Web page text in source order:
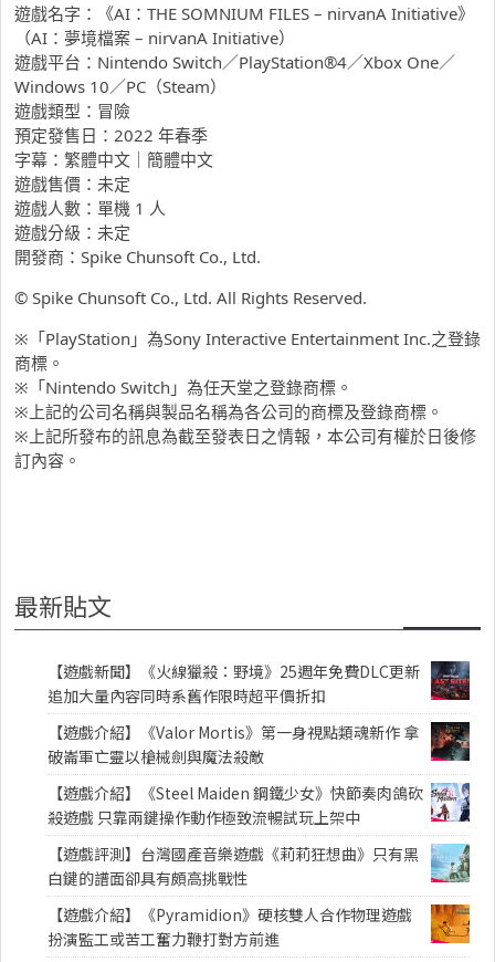
遊戲名字：《AI：THE SOMNIUM FILES – nirvanA Initiative》
（AI：夢境檔案 – nirvanA Initiative）
遊戲平台：Nintendo Switch／PlayStation®4／Xbox One／
Windows 10／PC（Steam）
遊戲類型：冒險
預定發售日：2022 年春季
字幕：繁體中文｜簡體中文
遊戲售價：未定
遊戲人數：單機 1 人
遊戲分級：未定
開發商：Spike Chunsoft Co., Ltd.
© Spike Chunsoft Co., Ltd. All Rights Reserved.
※「PlayStation」為Sony Interactive Entertainment Inc.之登錄
商標。
※「Nintendo Switch」為任天堂之登錄商標。
※上記的公司名稱與製品名稱為各公司的商標及登錄商標。
※上記所發布的訊息為截至發表日之情報，本公司有權於日後修
訂內容。
最新貼文
【遊戲新聞】《火線獵殺：野境》25週年免費DLC更新
追加大量內容同時系舊作限時超平價折扣
【遊戲介紹】《Valor Mortis》第一身視點類魂新作 拿
破崙軍亡靈以槍械劍與魔法殺敵
【遊戲介紹】《Steel Maiden 鋼鐵少女》快節奏肉鴿砍
殺遊戲 只靠兩鍵操作動作極致流暢試玩上架中
【遊戲評測】台灣國產音樂遊戲《莉莉狂想曲》只有黑
白鍵的譜面卻具有頗高挑戰性
【遊戲介紹】《Pyramidion》硬核雙人合作物理遊戲
扮演監工或苦工奮力鞭打對方前進